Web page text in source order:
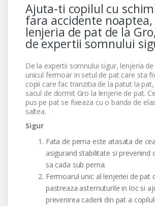
Ajuta-ti copilul cu
fara accidente
lenjeria de pat de la
de expertii somnului
De la expertii somnului sigur, lenjeria
unicul fermoar in setul de pat care sta
copii care fac tranzitia de la patut la pat,
sacul de dormit Gro la lenjerie de pat.
pus pe pat se fixeaza cu o banda de
saltea.
Sigur
Fata de perna este atasata de
asigurand stabilitate si prevenind
sa cada sub perna.
Fermoarul unic al lenjeriei de pat
pastreaza asternuturile in loc si
prevenirea caderii din pat a